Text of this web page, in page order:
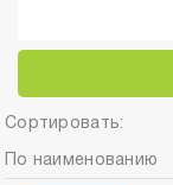
Сортировать:
По наименованию